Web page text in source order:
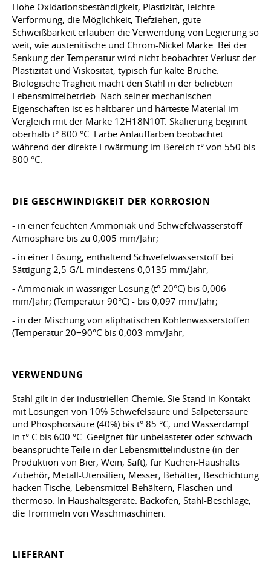
Hohe Oxidationsbeständigkeit, Plastizität, leichte
Verformung, die Möglichkeit, Tiefziehen, gute
Schweißbarkeit erlauben die Verwendung von Legierung so
weit, wie austenitische und Chrom-Nickel Marke. Bei der
Senkung der Temperatur wird nicht beobachtet Verlust der
Plastizität und Viskosität, typisch für kalte Brüche.
Biologische Trägheit macht den Stahl in der beliebten
Lebensmittelbetrieb. Nach seiner mechanischen
Eigenschaften ist es haltbarer und härteste Material im
Vergleich mit der Marke 12H18N10T. Skalierung beginnt
oberhalb t° 800 °C. Farbe Anlauffarben beobachtet
während der direkte Erwärmung im Bereich t° von 550 bis
800 °C.
DIE GESCHWINDIGKEIT DER KORROSION
- in einer feuchten Ammoniak und Schwefelwasserstoff
Atmosphäre bis zu 0,005 mm/Jahr;
- in einer Lösung, enthaltend Schwefelwasserstoff bei
Sättigung 2,5 G/L mindestens 0,0135 mm/Jahr;
- Ammoniak in wässriger Lösung (t° 20°C) bis 0,006
mm/Jahr; (Temperatur 90°C) - bis 0,097 mm/Jahr;
- in der Mischung von aliphatischen Kohlenwasserstoffen
(Temperatur 20−90°C bis 0,003 mm/Jahr;
VERWENDUNG
Stahl gilt in der industriellen Chemie. Sie Stand in Kontakt
mit Lösungen von 10% Schwefelsäure und Salpetersäure
und Phosphorsäure (40%) bis t° 85 °C, und Wasserdampf
in t° C bis 600 °C. Geeignet für unbelasteter oder schwach
beanspruchte Teile in der Lebensmittelindustrie (in der
Produktion von Bier, Wein, Saft), für Küchen-Haushalts
Zubehör, Metall-Utensilien, Messer, Behälter, Beschichtung
hacken Tische, Lebensmittel-Behältern, Flaschen und
thermoso. In Haushaltsgeräte: Backöfen; Stahl-Beschläge,
die Trommeln von Waschmaschinen.
LIEFERANT